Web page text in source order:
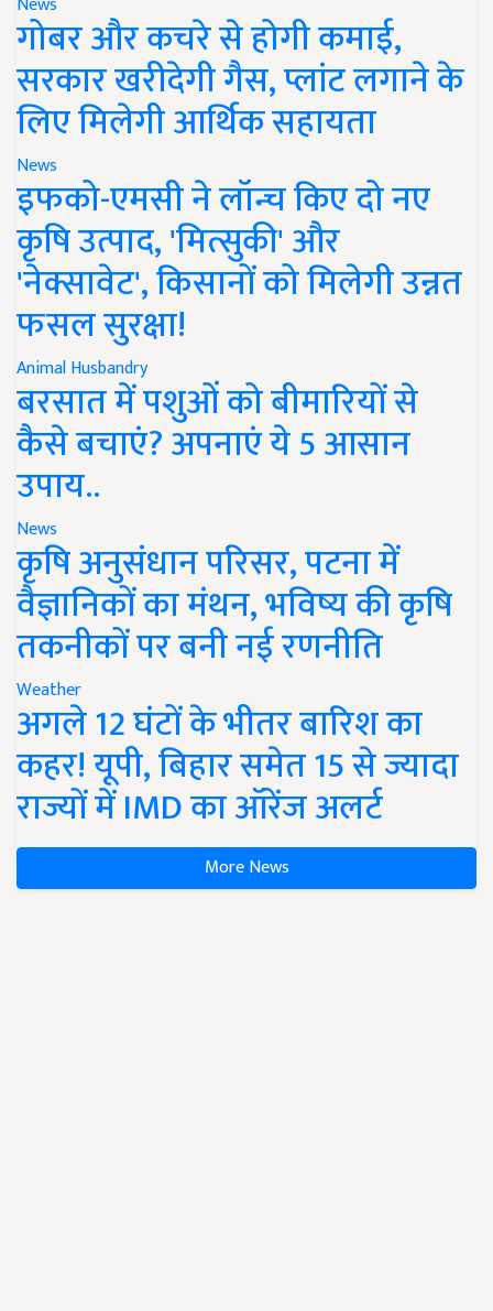
गोबर और कचरे से होगी कमाई,
सरकार खरीदेगी गैस, प्लांट लगाने के
लिए मिलेगी आर्थिक सहायता
News
इफको-एमसी ने लॉन्च किए दो नए
कृषि उत्पाद, 'मित्सुकी' और
'नेक्सावेट', किसानों को मिलेगी उन्नत
फसल सुरक्षा!
Animal Husbandry
बरसात में पशुओं को बीमारियों से
कैसे बचाएं? अपनाएं ये 5 आसान
उपाय..
News
कृषि अनुसंधान परिसर, पटना में
वैज्ञानिकों का मंथन, भविष्य की कृषि
तकनीकों पर बनी नई रणनीति
Weather
अगले 12 घंटों के भीतर बारिश का
कहर! यूपी, बिहार समेत 15 से ज्यादा
राज्यों में IMD का ऑरेंज अलर्ट
More News